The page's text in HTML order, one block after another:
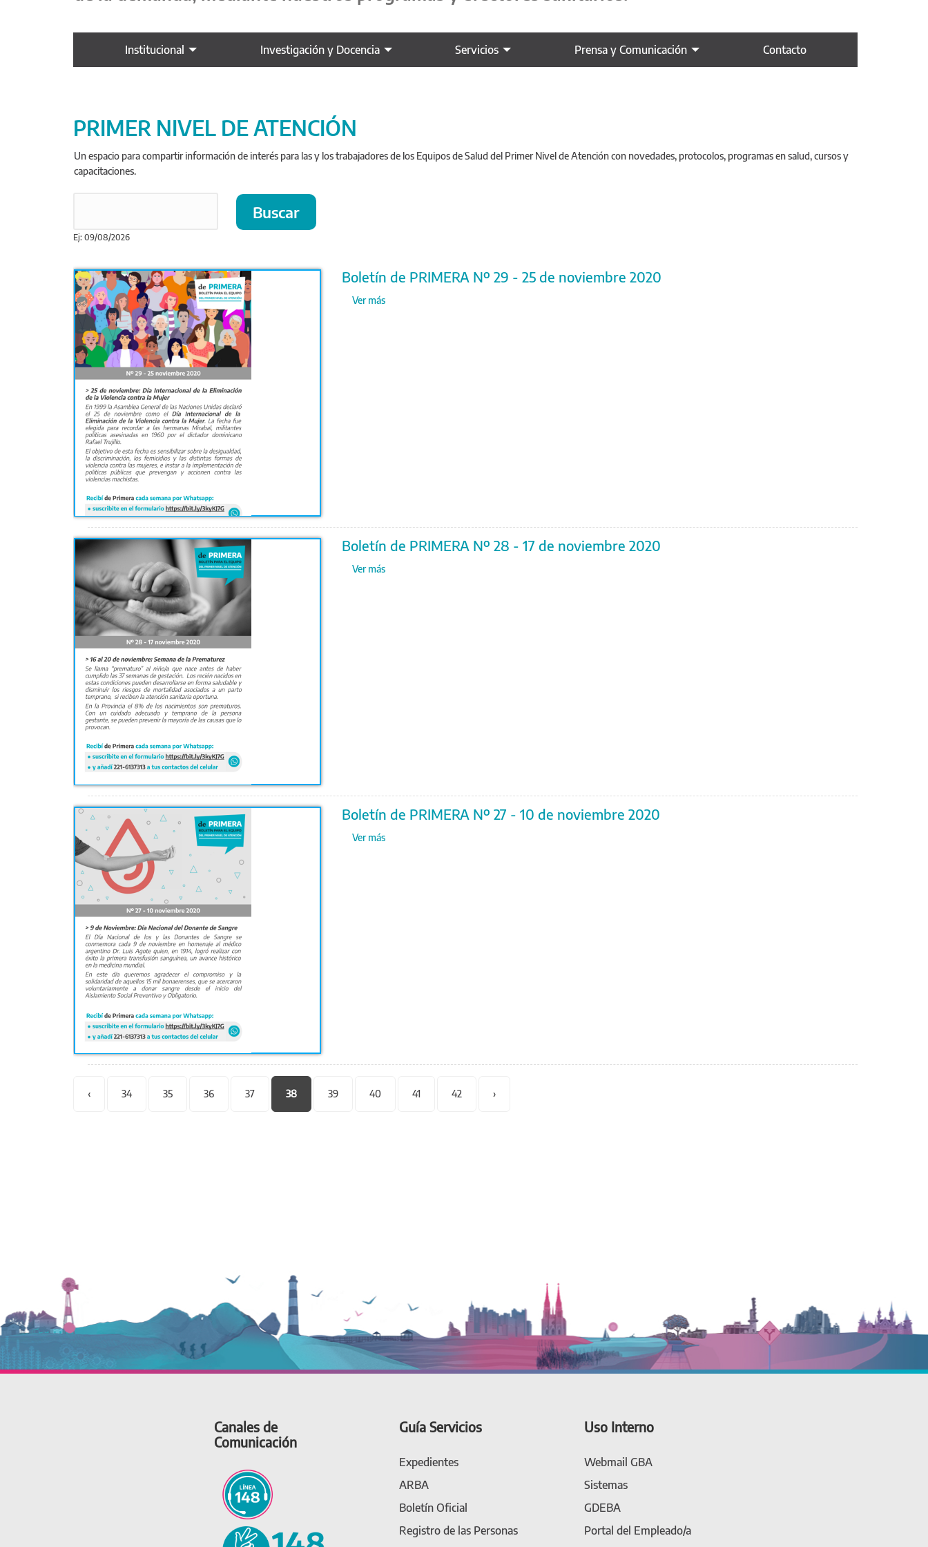
Institucional Investigación y Docencia Servicios Prensa y Comunicación Contacto
PRIMER NIVEL DE ATENCIÓN
Un espacio para compartir información de interés para las y los trabajadores de los Equipos de Salud del Primer Nivel de Atención con novedades, protocolos, programas en salud, cursos y
capacitaciones.
Ej: 09/08/2026
Boletín de PRIMERA Nº 29 - 25 de noviembre 2020
Ver más
Boletín de PRIMERA Nº 28 - 17 de noviembre 2020
Ver más
Boletín de PRIMERA Nº 27 - 10 de noviembre 2020
Ver más
‹ 34 35 36 37 38 39 40 41 42 ›
Canales de
Comunicación
Guía Servicios
Expedientes
ARBA
Boletín Oficial
Registro de las Personas
Uso Interno
Webmail GBA
Sistemas
GDEBA
Portal del Empleado/a